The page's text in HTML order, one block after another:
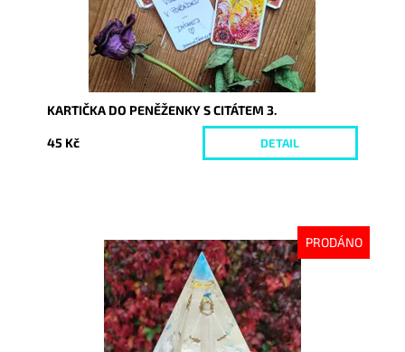
KARTIČKA DO PENĚŽENKY S CITÁTEM 3.
45 Kč DETAIL
PRODÁNO
Dostupnost:
Vyprodáno
9236